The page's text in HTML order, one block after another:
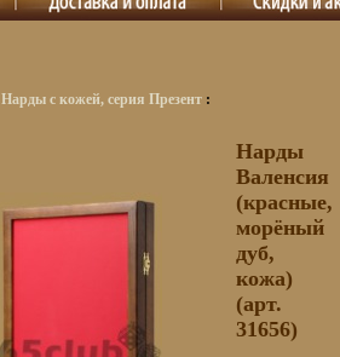
Нарды с кожей, серия Презент:
Нарды
Валенсия
(красные,
морёный
дуб,
кожа)
(арт.
31656)